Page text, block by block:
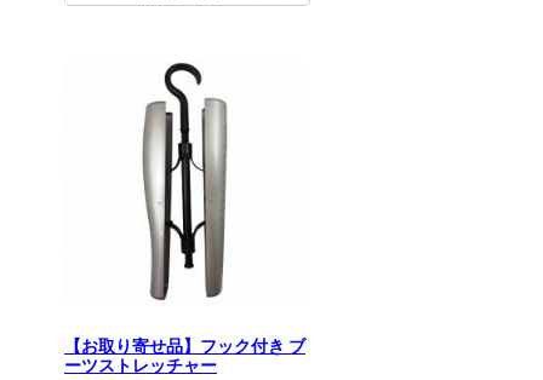
【お取り寄せ品】フック付き ブ
ーツストレッチャー